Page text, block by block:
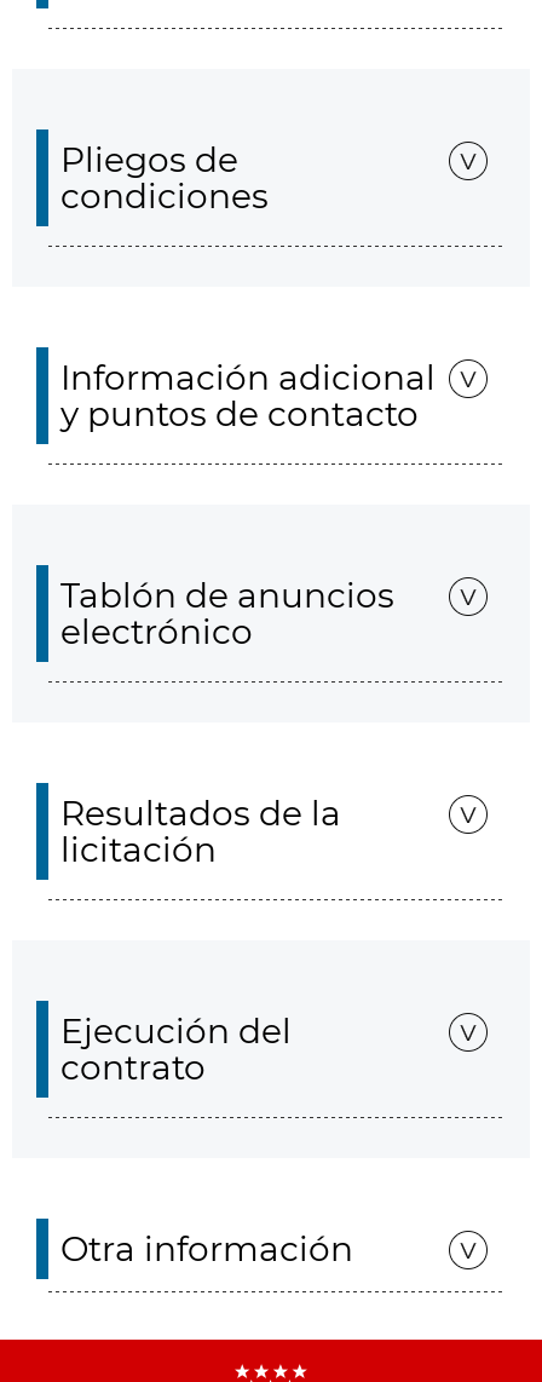
Pliegos de
condiciones
Información adicional
y puntos de contacto
Tablón de anuncios
electrónico
Resultados de la
licitación
Ejecución del
contrato
Otra información